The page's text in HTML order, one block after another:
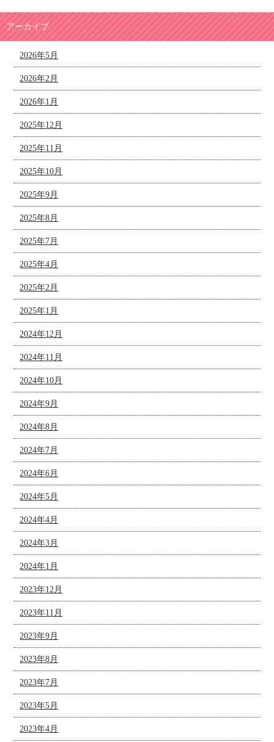
アーカイブ
2026年5月
2026年2月
2026年1月
2025年12月
2025年11月
2025年10月
2025年9月
2025年8月
2025年7月
2025年4月
2025年2月
2025年1月
2024年12月
2024年11月
2024年10月
2024年9月
2024年8月
2024年7月
2024年6月
2024年5月
2024年4月
2024年3月
2024年1月
2023年12月
2023年11月
2023年9月
2023年8月
2023年7月
2023年5月
2023年4月